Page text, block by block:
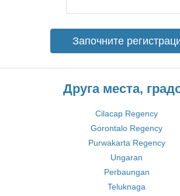
Започните
Друга места,
Cilacap Regency
Gorontalo Regency
Purwakarta Regency
Ungaran
Perbaungan
Teluknaga